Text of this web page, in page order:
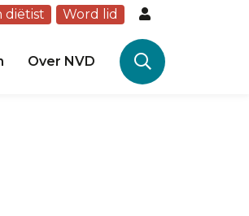
diëtist Word lid
Over NVD